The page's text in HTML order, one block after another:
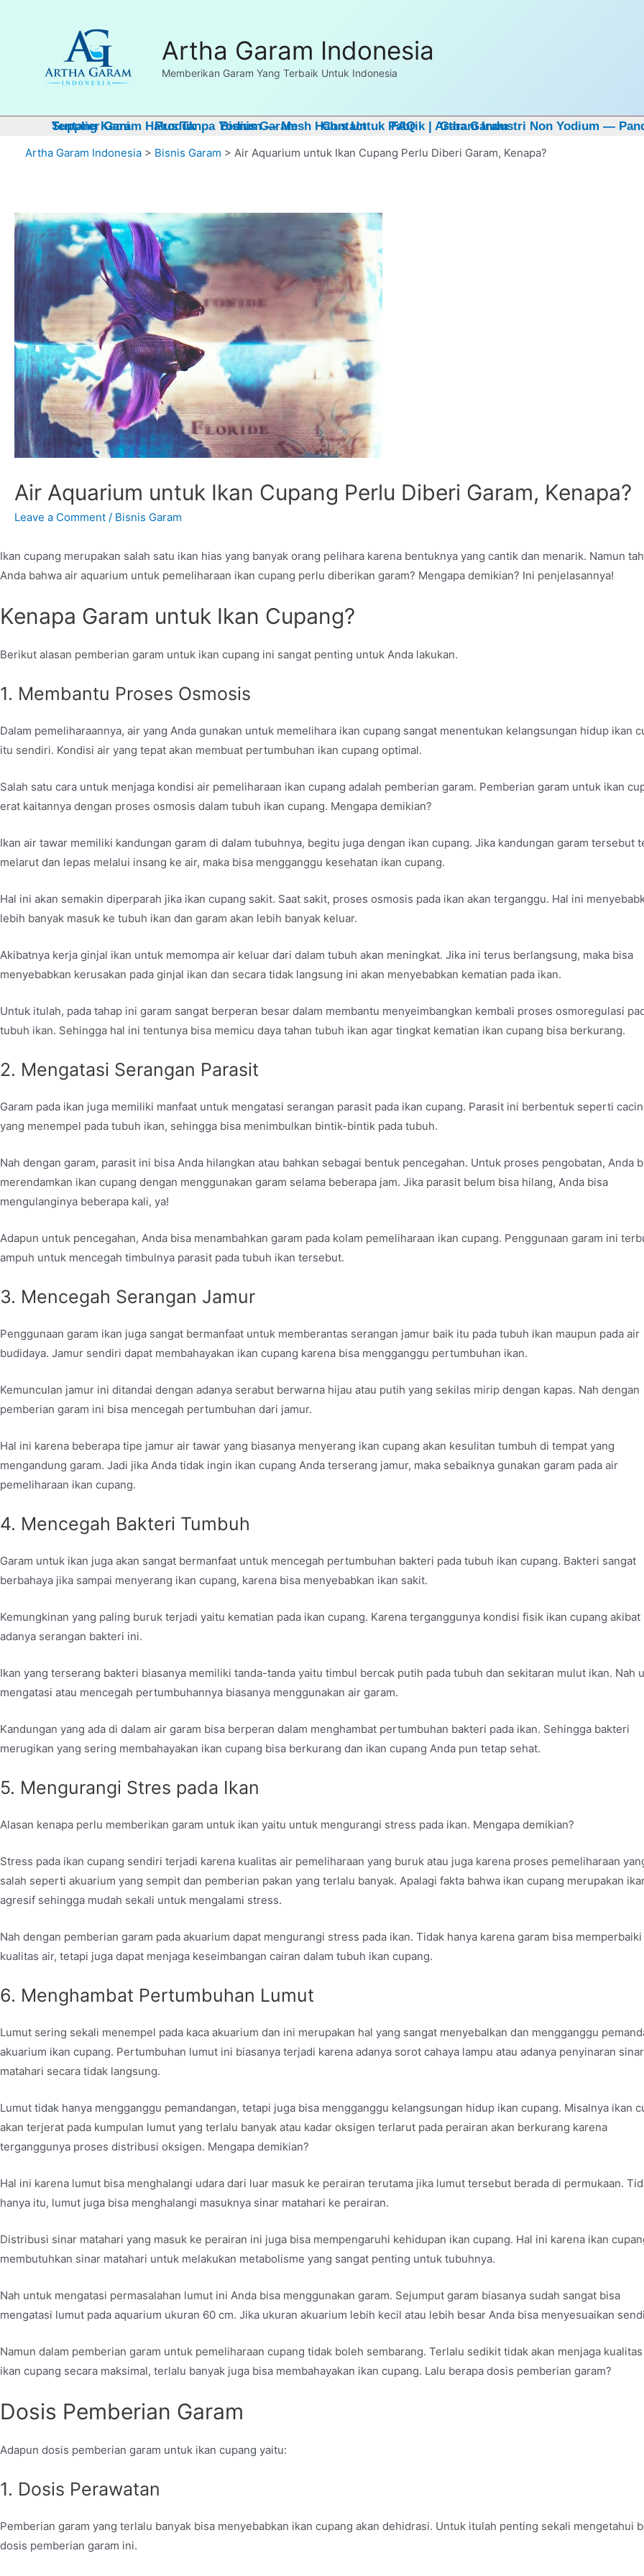
Artha Garam Indonesia
Memberikan Garam Yang Terbaik Untuk Indonesia
Tentang Kami Produk Bisnis Garam Contact FAQ Garam Industri Non Yodium —
Supplier Garam Halus Tanpa Yodium — Mesh Halus Untuk Pabrik | Artha Garam
Artha Garam Indonesia > Bisnis Garam > Air Aquarium untuk Ikan Cupang Perlu Diberi Garam, Kenapa?
Air Aquarium untuk Ikan Cupang Perlu Diberi Garam, Kenapa?
Leave a Comment / Bisnis Garam
Ikan cupang merupakan salah satu ikan hias yang banyak orang pelihara karena bentuknya yang cantik dan menarik. Namun
Anda bahwa air aquarium untuk pemeliharaan ikan cupang perlu diberikan garam? Mengapa demikian? Ini penjelasannya!
Kenapa Garam untuk Ikan Cupang?
Berikut alasan pemberian garam untuk ikan cupang ini sangat penting untuk Anda lakukan.
1. Membantu Proses Osmosis
Dalam pemeliharaannya, air yang Anda gunakan untuk memelihara ikan cupang sangat menentukan kelangsungan hidup ikan
itu sendiri. Kondisi air yang tepat akan membuat pertumbuhan ikan cupang optimal.
Salah satu cara untuk menjaga kondisi air pemeliharaan ikan cupang adalah pemberian garam. Pemberian garam untuk ikan
erat kaitannya dengan proses osmosis dalam tubuh ikan cupang. Mengapa demikian?
Ikan air tawar memiliki kandungan garam di dalam tubuhnya, begitu juga dengan ikan cupang. Jika kandungan garam tersebut
melarut dan lepas melalui insang ke air, maka bisa mengganggu kesehatan ikan cupang.
Hal ini akan semakin diperparah jika ikan cupang sakit. Saat sakit, proses osmosis pada ikan akan terganggu. Hal ini
lebih banyak masuk ke tubuh ikan dan garam akan lebih banyak keluar.
Akibatnya kerja ginjal ikan untuk memompa air keluar dari dalam tubuh akan meningkat. Jika ini terus berlangsung, maka bisa
menyebabkan kerusakan pada ginjal ikan dan secara tidak langsung ini akan menyebabkan kematian pada ikan.
Untuk itulah, pada tahap ini garam sangat berperan besar dalam membantu menyeimbangkan kembali proses osmoregulasi
tubuh ikan. Sehingga hal ini tentunya bisa memicu daya tahan tubuh ikan agar tingkat kematian ikan cupang bisa berkurang.
2. Mengatasi Serangan Parasit
Garam pada ikan juga memiliki manfaat untuk mengatasi serangan parasit pada ikan cupang. Parasit ini berbentuk seperti
yang menempel pada tubuh ikan, sehingga bisa menimbulkan bintik-bintik pada tubuh.
Nah dengan garam, parasit ini bisa Anda hilangkan atau bahkan sebagai bentuk pencegahan. Untuk proses pengobatan, Anda
merendamkan ikan cupang dengan menggunakan garam selama beberapa jam. Jika parasit belum bisa hilang, Anda bisa
mengulanginya beberapa kali, ya!
Adapun untuk pencegahan, Anda bisa menambahkan garam pada kolam pemeliharaan ikan cupang. Penggunaan garam ini
ampuh untuk mencegah timbulnya parasit pada tubuh ikan tersebut.
3. Mencegah Serangan Jamur
Penggunaan garam ikan juga sangat bermanfaat untuk memberantas serangan jamur baik itu pada tubuh ikan maupun pada air
budidaya. Jamur sendiri dapat membahayakan ikan cupang karena bisa mengganggu pertumbuhan ikan.
Kemunculan jamur ini ditandai dengan adanya serabut berwarna hijau atau putih yang sekilas mirip dengan kapas. Nah dengan
pemberian garam ini bisa mencegah pertumbuhan dari jamur.
Hal ini karena beberapa tipe jamur air tawar yang biasanya menyerang ikan cupang akan kesulitan tumbuh di tempat yang
mengandung garam. Jadi jika Anda tidak ingin ikan cupang Anda terserang jamur, maka sebaiknya gunakan garam pada air
pemeliharaan ikan cupang.
4. Mencegah Bakteri Tumbuh
Garam untuk ikan juga akan sangat bermanfaat untuk mencegah pertumbuhan bakteri pada tubuh ikan cupang. Bakteri sangat
berbahaya jika sampai menyerang ikan cupang, karena bisa menyebabkan ikan sakit.
Kemungkinan yang paling buruk terjadi yaitu kematian pada ikan cupang. Karena terganggunya kondisi fisik ikan cupang akibat
adanya serangan bakteri ini.
Ikan yang terserang bakteri biasanya memiliki tanda-tanda yaitu timbul bercak putih pada tubuh dan sekitaran mulut ikan. Nah
mengatasi atau mencegah pertumbuhannya biasanya menggunakan air garam.
Kandungan yang ada di dalam air garam bisa berperan dalam menghambat pertumbuhan bakteri pada ikan. Sehingga bakteri
merugikan yang sering membahayakan ikan cupang bisa berkurang dan ikan cupang Anda pun tetap sehat.
5. Mengurangi Stres pada Ikan
Alasan kenapa perlu memberikan garam untuk ikan yaitu untuk mengurangi stress pada ikan. Mengapa demikian?
Stress pada ikan cupang sendiri terjadi karena kualitas air pemeliharaan yang buruk atau juga karena proses pemeliharaan
salah seperti akuarium yang sempit dan pemberian pakan yang terlalu banyak. Apalagi fakta bahwa ikan cupang merupakan
agresif sehingga mudah sekali untuk mengalami stress.
Nah dengan pemberian garam pada akuarium dapat mengurangi stress pada ikan. Tidak hanya karena garam bisa memperbaiki
kualitas air, tetapi juga dapat menjaga keseimbangan cairan dalam tubuh ikan cupang.
6. Menghambat Pertumbuhan Lumut
Lumut sering sekali menempel pada kaca akuarium dan ini merupakan hal yang sangat menyebalkan dan mengganggu
akuarium ikan cupang. Pertumbuhan lumut ini biasanya terjadi karena adanya sorot cahaya lampu atau adanya penyinaran sinar
matahari secara tidak langsung.
Lumut tidak hanya mengganggu pemandangan, tetapi juga bisa mengganggu kelangsungan hidup ikan cupang. Misalnya ikan
akan terjerat pada kumpulan lumut yang terlalu banyak atau kadar oksigen terlarut pada perairan akan berkurang karena
terganggunya proses distribusi oksigen. Mengapa demikian?
Hal ini karena lumut bisa menghalangi udara dari luar masuk ke perairan terutama jika lumut tersebut berada di permukaan.
hanya itu, lumut juga bisa menghalangi masuknya sinar matahari ke perairan.
Distribusi sinar matahari yang masuk ke perairan ini juga bisa mempengaruhi kehidupan ikan cupang. Hal ini karena ikan
membutuhkan sinar matahari untuk melakukan metabolisme yang sangat penting untuk tubuhnya.
Nah untuk mengatasi permasalahan lumut ini Anda bisa menggunakan garam. Sejumput garam biasanya sudah sangat bisa
mengatasi lumut pada aquarium ukuran 60 cm. Jika ukuran akuarium lebih kecil atau lebih besar Anda bisa menyesuaikan
Namun dalam pemberian garam untuk pemeliharaan cupang tidak boleh sembarang. Terlalu sedikit tidak akan menjaga
ikan cupang secara maksimal, terlalu banyak juga bisa membahayakan ikan cupang. Lalu berapa dosis pemberian garam?
Dosis Pemberian Garam
Adapun dosis pemberian garam untuk ikan cupang yaitu:
1. Dosis Perawatan
Pemberian garam yang terlalu banyak bisa menyebabkan ikan cupang akan dehidrasi. Untuk itulah penting sekali mengetahui
dosis pemberian garam ini.